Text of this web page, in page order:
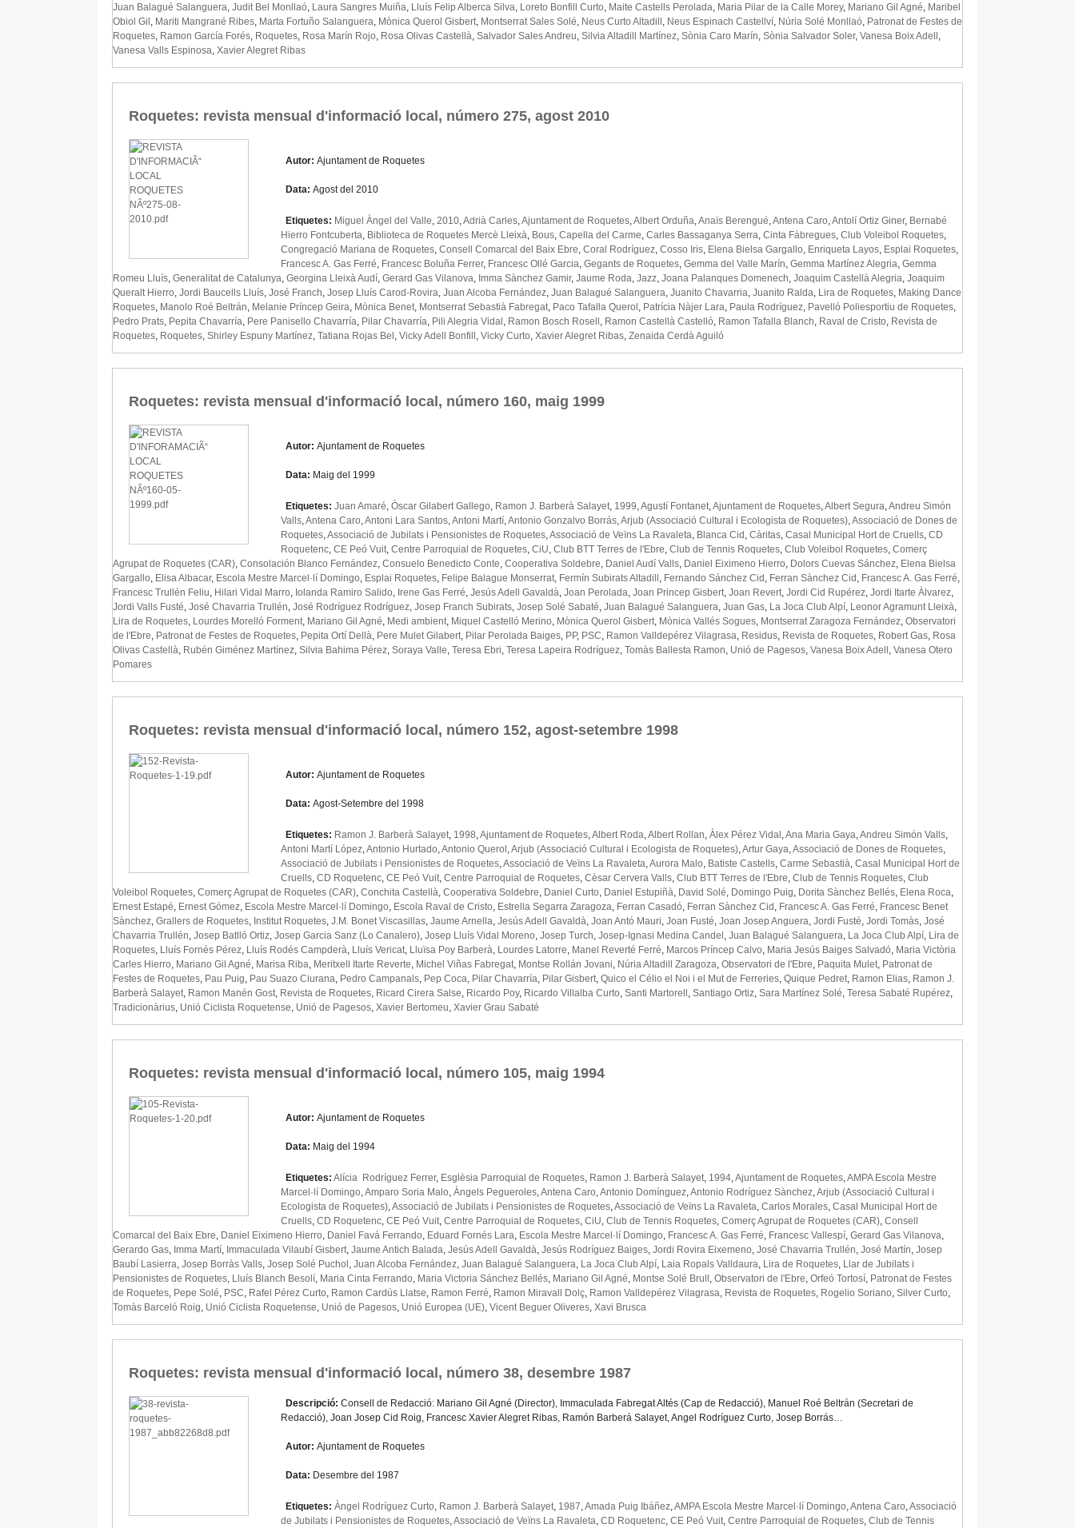
Juan Balagué Salanguera, Judit Bel Monllaó, Laura Sangres Muiña, Lluís Felip Alberca Silva, Loreto Bonfill Curto, Maite Castells Perolada, Maria Pilar de la Calle Morey, Mariano Gil Agné, Maribel
Obiol Gil , Mariti Mangrané Ribes, Marta Fortuño Salanguera, Mònica Querol Gisbert, Montserrat Sales Solé, Neus Curto Altadill , Neus Espinach Castellví, Núria Solé Monllaó, Patronat de Festes de
Roquetes, Ramon García Forés, Roquetes, Rosa Marín Rojo, Rosa Olivas Castellà, Salvador Sales Andreu, Silvia Altadill Martínez, Sònia Caro Marín, Sònia Salvador Soler, Vanesa Boix Adell ,
Vanesa Valls Espinosa, Xavier Alegret Ribas
Roquetes: revista mensual d'informació local, número 275, agost 2010
Autor: Ajuntament de Roquetes
Data: Agost del 2010
Etiquetes: Miguel Àngel del Valle, 2010,Adrià Carles,Ajuntament de Roquetes,Albert Orduña,Anaïs Berengué,Antena Caro,Antolí Ortiz Giner, Bernabé
Hierro Fontcuberta, Biblioteca de Roquetes Mercè Lleixà, Bous, Capella del Carme, Carles Bassaganya Serra, Cinta Fàbregues, Club Voleibol Roquetes,
Congregació Mariana de Roquetes, Consell Comarcal del Baix Ebre, Coral Rodríguez, Cosso Iris, Elena Bielsa Gargallo, Enriqueta Layos, Esplai Roquetes,
Francesc A. Gas Ferré, Francesc Boluña Ferrer, Francesc Ollé Garcia, Gegants de Roquetes, Gemma del Valle Marín, Gemma Martínez Alegria, Gemma
Romeu Lluís, Generalitat de Catalunya, Georgina Lleixà Audí, Gerard Gas Vilanova, Imma Sànchez Gamir, Jaume Roda, Jazz, Joana Palanques Domenech, Joaquim Castellà Alegria, Joaquim
Queralt Hierro, Jordi Baucells Lluís, José Franch, Josep Lluís Carod-Rovira, Juan Alcoba Fernández, Juan Balagué Salanguera, Juanito Chavarria, Juanito Ralda, Lira de Roquetes, Making Dance
Roquetes, Manolo Roé Beltrán, Melanie Príncep Geira, Mònica Benet, Montserrat Sebastià Fabregat, Paco Tafalla Querol , Patrícia Nàjer Lara, Paula Rodríguez, Pavelló Poliesportiu de Roquetes,
Pedro Prats, Pepita Chavarría, Pere Panisello Chavarría, Pilar Chavarría, Pili Alegria Vidal , Ramon Bosch Rosell , Ramon Castellà Castelló, Ramon Tafalla Blanch, Raval de Cristo, Revista de
Roquetes, Roquetes, Shirley Espuny Martínez, Tatiana Rojas Bel , Vicky Adell Bonfill , Vicky Curto, Xavier Alegret Ribas, Zenaida Cerdà Aguiló
Roquetes: revista mensual d'informació local, número 160, maig 1999
Autor: Ajuntament de Roquetes
Data: Maig del 1999
Etiquetes: Juan Amaré, Òscar Gilabert Gallego, Ramon J. Barberà Salayet, 1999,Agustí Fontanet,Ajuntament de Roquetes,Albert Segura,Andreu Simón
Valls,Antena Caro,Antoni Lara Santos,Antoni Martí,Antonio Gonzalvo Borrás,Arjub (Associació Cultural i Ecologista de Roquetes),Associació de Dones de
Roquetes,Associació de Jubilats i Pensionistes de Roquetes,Associació de Veïns La Ravaleta, Blanca Cid , Càritas, Casal Municipal Hort de Cruells, CD
Roquetenc, CE Peó Vuit, Centre Parroquial de Roquetes, CiU, Club BTT Terres de l'Ebre, Club de Tennis Roquetes, Club Voleibol Roquetes, Comerç
Agrupat de Roquetes (CAR), Consolación Blanco Fernández, Consuelo Benedicto Conte, Cooperativa Soldebre, Daniel Audí Valls, Daniel Eiximeno Hierro, Dolors Cuevas Sánchez, Elena Bielsa
Gargallo, Elisa Albacar, Escola Mestre Marcel·lí Domingo, Esplai Roquetes, Felipe Balague Monserrat, Fermín Subirats Altadill , Fernando Sánchez Cid , Ferran Sànchez Cid , Francesc A. Gas Ferré,
Francesc Trullén Feliu, Hilari Vidal Marro, Iolanda Ramiro Salido, Irene Gas Ferré, Jesús Adell Gavaldà, Joan Perolada, Joan Princep Gisbert, Joan Revert, Jordi Cid Rupérez, Jordi Itarte Àlvarez,
Jordi Valls Fusté, José Chavarria Trullén, José Rodríguez Rodríguez, Josep Franch Subirats, Josep Solé Sabaté, Juan Balagué Salanguera, Juan Gas, La Joca Club Alpí, Leonor Agramunt Lleixà,
Lira de Roquetes, Lourdes Morelló Forment, Mariano Gil Agné, Medi ambient, Miquel Castelló Merino, Mònica Querol Gisbert, Mònica Vallés Sogues, Montserrat Zaragoza Fernández, Observatori
de l'Ebre, Patronat de Festes de Roquetes, Pepita Ortí Dellà, Pere Mulet Gilabert, Pilar Perolada Baiges, PP, PSC, Ramon Valldepérez Vilagrasa, Residus, Revista de Roquetes, Robert Gas, Rosa
Olivas Castellà, Rubén Giménez Martínez, Silvia Bahima Pérez, Soraya Valle, Teresa Ebri, Teresa Lapeira Rodríguez, Tomàs Ballesta Ramon, Unió de Pagesos, Vanesa Boix Adell , Vanesa Otero
Pomares
Roquetes: revista mensual d'informació local, número 152, agost-setembre 1998
Autor: Ajuntament de Roquetes
Data: Agost-Setembre del 1998
Etiquetes: Ramon J. Barberà Salayet, 1998,Ajuntament de Roquetes,Albert Roda,Albert Rollan, Àlex Pérez Vidal ,Ana Maria Gaya,Andreu Simón Valls,
Antoni Martí López,Antonio Hurtado,Antonio Querol ,Arjub (Associació Cultural i Ecologista de Roquetes),Artur Gaya,Associació de Dones de Roquetes,
Associació de Jubilats i Pensionistes de Roquetes,Associació de Veïns La Ravaleta,Aurora Malo, Batiste Castells, Carme Sebastià, Casal Municipal Hort de
Cruells, CD Roquetenc, CE Peó Vuit, Centre Parroquial de Roquetes, Cèsar Cervera Valls, Club BTT Terres de l'Ebre, Club de Tennis Roquetes, Club
Voleibol Roquetes, Comerç Agrupat de Roquetes (CAR), Conchita Castellà, Cooperativa Soldebre, Daniel Curto, Daniel Estupiñà, David Solé, Domingo Puig, Dorita Sànchez Bellés, Elena Roca,
Ernest Estapé, Ernest Gómez, Escola Mestre Marcel·lí Domingo, Escola Raval de Cristo, Estrella Segarra Zaragoza, Ferran Casadó, Ferran Sànchez Cid , Francesc A. Gas Ferré, Francesc Benet
Sànchez, Grallers de Roquetes, Institut Roquetes, J.M. Bonet Viscasillas, Jaume Arnella, Jesús Adell Gavaldà, Joan Antó Mauri, Joan Fusté, Joan Josep Anguera, Jordi Fusté, Jordi Tomàs, José
Chavarria Trullén, Josep Batlló Ortiz, Josep Garcia Sanz (Lo Canalero), Josep Lluís Vidal Moreno, Josep Turch, Josep-Ignasi Medina Candel , Juan Balagué Salanguera, La Joca Club Alpí, Lira de
Roquetes, Lluís Fornés Pérez, Lluís Rodés Campderà, Lluís Vericat, Lluïsa Poy Barberà, Lourdes Latorre, Manel Reverté Ferré, Marcos Príncep Calvo, Maria Jesús Baiges Salvadó, Maria Victòria
Carles Hierro, Mariano Gil Agné, Marisa Riba, Meritxell Itarte Reverte, Michel Viñas Fabregat, Montse Rollán Jovani, Núria Altadill Zaragoza, Observatori de l'Ebre, Paquita Mulet, Patronat de
Festes de Roquetes, Pau Puig, Pau Suazo Ciurana, Pedro Campanals, Pep Coca, Pilar Chavarría, Pilar Gisbert, Quico el Célio el Noi i el Mut de Ferreries, Quique Pedret, Ramon Elias, Ramon J.
Barberà Salayet, Ramon Manén Gost, Revista de Roquetes, Ricard Cirera Salse, Ricardo Poy, Ricardo Villalba Curto, Santi Martorell , Santiago Ortiz, Sara Martínez Solé, Teresa Sabaté Rupérez,
Tradicionàrius, Unió Ciclista Roquetense, Unió de Pagesos, Xavier Bertomeu, Xavier Grau Sabaté
Roquetes: revista mensual d'informació local, número 105, maig 1994
Autor: Ajuntament de Roquetes
Data: Maig del 1994
Etiquetes: Alícia Rodríguez Ferrer, Esglèsia Parroquial de Roquetes, Ramon J. Barberà Salayet, 1994,Ajuntament de Roquetes,AMPA Escola Mestre
Marcel·lí Domingo,Amparo Soria Malo, Àngels Pegueroles,Antena Caro,Antonio Domínguez,Antonio Rodríguez Sànchez,Arjub (Associació Cultural i
Ecologista de Roquetes),Associació de Jubilats i Pensionistes de Roquetes,Associació de Veïns La Ravaleta, Carlos Morales, Casal Municipal Hort de
Cruells, CD Roquetenc, CE Peó Vuit, Centre Parroquial de Roquetes, CiU, Club de Tennis Roquetes, Comerç Agrupat de Roquetes (CAR), Consell
Comarcal del Baix Ebre, Daniel Eiximeno Hierro, Daniel Favá Ferrando, Eduard Fornés Lara, Escola Mestre Marcel·lí Domingo, Francesc A. Gas Ferré, Francesc Vallespí, Gerard Gas Vilanova,
Gerardo Gas, Imma Martí, Immaculada Vilaubí Gisbert, Jaume Antich Balada, Jesús Adell Gavaldà, Jesús Rodríguez Baiges, Jordi Rovira Eixemeno, José Chavarria Trullén, José Martín, Josep
Baubí Lasierra, Josep Borràs Valls, Josep Solé Puchol , Juan Alcoba Fernández, Juan Balagué Salanguera, La Joca Club Alpí, Laia Ropals Valldaura, Lira de Roquetes, Llar de Jubilats i
Pensionistes de Roquetes, Lluís Blanch Besolí, Maria Cinta Ferrando, Maria Victoria Sánchez Bellés, Mariano Gil Agné, Montse Solé Brull , Observatori de l'Ebre, Orfeó Tortosí, Patronat de Festes
de Roquetes, Pepe Solé, PSC, Rafel Pérez Curto, Ramon Cardús Llatse, Ramon Ferré, Ramon Miravall Dolç, Ramon Valldepérez Vilagrasa, Revista de Roquetes, Rogelio Soriano, Silver Curto,
Tomàs Barceló Roig, Unió Ciclista Roquetense, Unió de Pagesos, Unió Europea (UE), Vicent Beguer Oliveres, Xavi Brusca
Roquetes: revista mensual d'informació local, número 38, desembre 1987
Descripció: Consell de Redacció: Mariano Gil Agné (Director), Immaculada Fabregat Altés (Cap de Redacció), Manuel Roé Beltrán (Secretari de
Redacció), Joan Josep Cid Roig, Francesc Xavier Alegret Ribas, Ramón Barberá Salayet, Angel Rodríguez Curto, Josep Borrás…
Autor: Ajuntament de Roquetes
Data: Desembre del 1987
Etiquetes: Àngel Rodríguez Curto, Ramon J. Barberà Salayet, 1987,Amada Puig Ibáñez,AMPA Escola Mestre Marcel·lí Domingo,Antena Caro,Associació
de Jubilats i Pensionistes de Roquetes,Associació de Veïns La Ravaleta, CD Roquetenc, CE Peó Vuit, Centre Parroquial de Roquetes, Club de Tennis